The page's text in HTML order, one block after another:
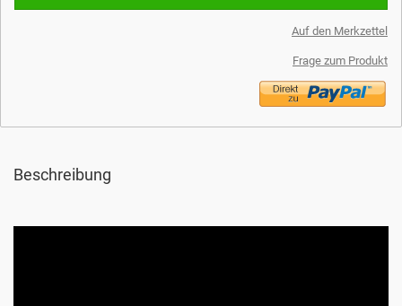
Auf den Merkzettel
Frage zum Produkt
Beschreibung